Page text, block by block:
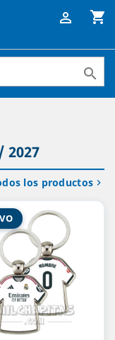
shopping_cart


2027
los productos 